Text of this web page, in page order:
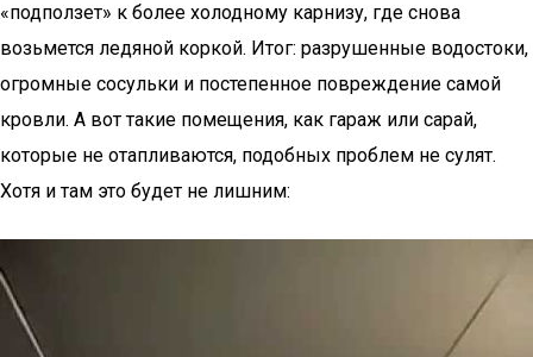
«подползет» к более холодному карнизу, где снова
возьмется ледяной коркой. Итог: разрушенные водостоки,
огромные сосульки и постепенное повреждение самой
кровли. А вот такие помещения, как гараж или сарай,
которые не отапливаются, подобных проблем не сулят.
Хотя и там это будет не лишним: